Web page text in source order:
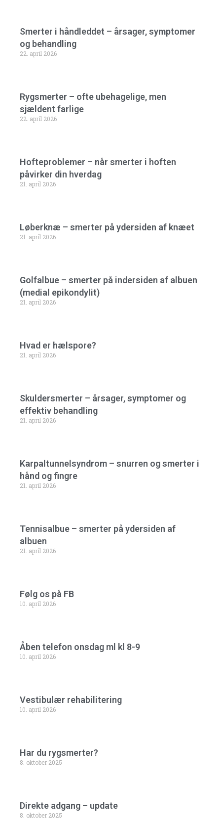
Smerter i håndleddet – årsager, symptomer
og behandling
22. april 2026
Rygsmerter – ofte ubehagelige, men
sjældent farlige
22. april 2026
Hofteproblemer – når smerter i hoften
påvirker din hverdag
21. april 2026
Løberknæ – smerter på ydersiden af knæet
21. april 2026
Golfalbue – smerter på indersiden af albuen
(medial epikondylit)
21. april 2026
Hvad er hælspore?
21. april 2026
Skuldersmerter – årsager, symptomer og
effektiv behandling
21. april 2026
Karpaltunnelsyndrom – snurren og smerter i
hånd og fingre
21. april 2026
Tennisalbue – smerter på ydersiden af
albuen
21. april 2026
Følg os på FB
10. april 2026
Åben telefon onsdag ml kl 8-9
10. april 2026
Vestibulær rehabilitering
10. april 2026
Har du rygsmerter?
8. oktober 2025
Direkte adgang – update
8. oktober 2025